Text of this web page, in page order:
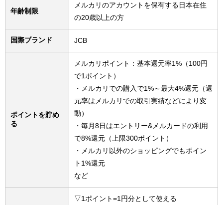
年齢制限
メルカリのアカウントを保有する日本在住
の20歳以上の方
国際ブランド JCB
ポイントを貯め
る
メルカリポイント：基本還元率1%（100円
で1ポイント）
・メルカリでの購入で1%～最大4%還元（還
元率はメルカリでの取引実績などにより変
動）
・毎月8日はエントリー&メルカードの利用
で8%還元（上限300ポイント）
・メルカリ以外のショッピングでもポイン
ト1%還元
など
▽1ポイント=1円分として使える